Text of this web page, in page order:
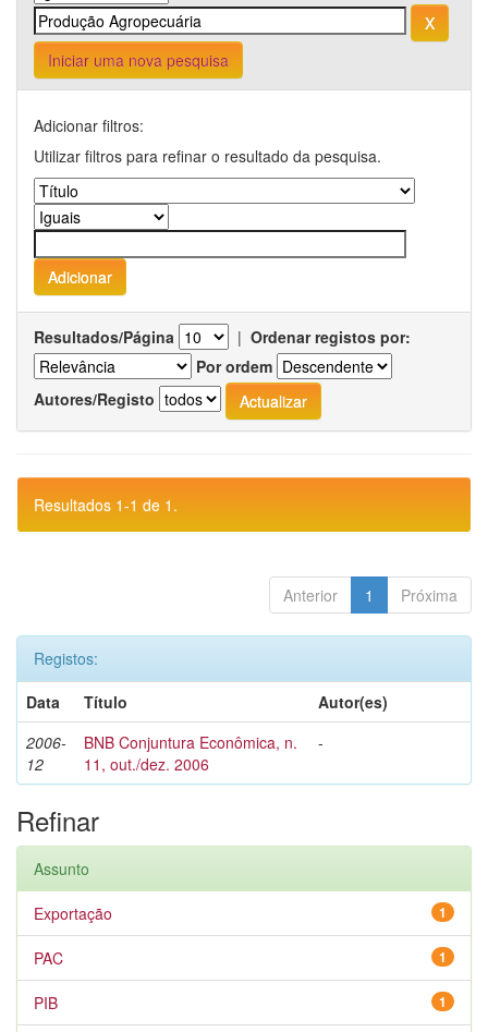
Iniciar uma nova pesquisa
Adicionar filtros:
Utilizar filtros para refinar o resultado da pesquisa.
Resultados/Página | Ordenar registos por:
Por ordem
Autores/Registo
Resultados 1-1 de 1.
Anterior 1 Próxima
Registos:
Data
Título
Autor(es)
2006-
12
BNB Conjuntura Econômica, n.
11, out./dez. 2006
-
Refinar
Assunto
1
Exportação
1
PAC
1
PIB